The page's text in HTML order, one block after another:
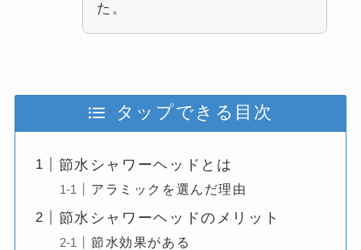
た。
タップできる目次
節水シャワーヘッドとは
アラミックを選んだ理由
節水シャワーヘッドのメリット
節水効果がある